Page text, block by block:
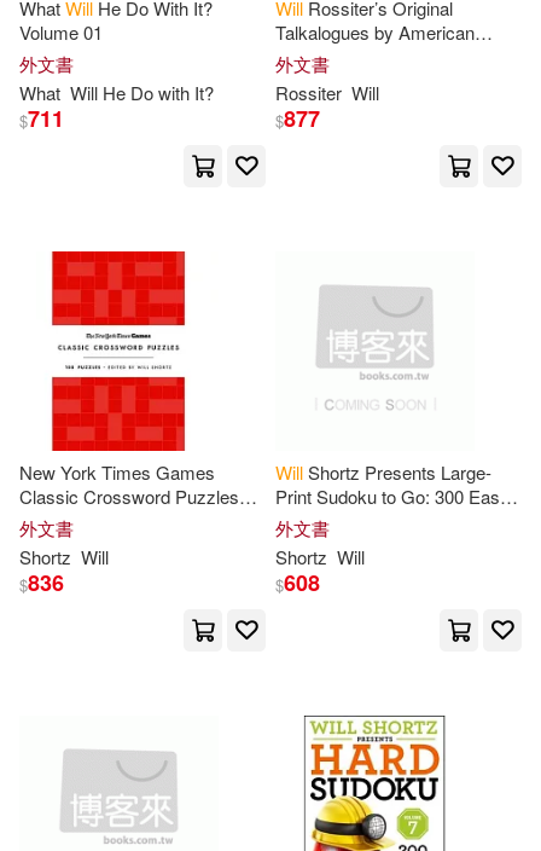
Stewart(42) Anne(41)
Dean(41)
Frederic(41)
Ken(41)
Palmer(41) Patricia(41)
Tbo(41) Black(40)
Dave(40) Ann(39)
Bradley(39)
Fox(39)
Dramatist’s Play Service(11)
Gale / Cengage Learning(11)
Oreilly & Associates Inc(11)
Small Pr Distribution(11)
Telarc International(11)
好有感覺音樂(11)
臉譜(11)
Continuum Intl Pub Group(10)
Findaway World Llc(10)
WhatWill He Do With It?
Volume 01
外文書
What Will He Do with It?
$711
Will Rossiter’s Original
Talkalogues by American
Jokers
外文書
Rossiter Will
$877
New York Times Games
Classic Crossword Puzzles
(Red and White): 100 Puzzles
Edited by
外文書
Shortz Will
$836
WillShortz Presents Large-
Print Sudoku to Go: 300 Easy
to Hard Puzzles to Boost Your
Brain
外文書
Shortz Will
$608